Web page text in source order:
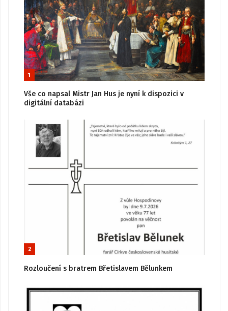
1
Vše co napsal Mistr Jan Hus je nyní k dispozici v
digitální databázi
2
Rozloučení s bratrem Břetislavem Bělunkem